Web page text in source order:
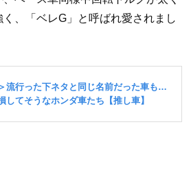
、「ベレG」と呼ばれ愛されまし